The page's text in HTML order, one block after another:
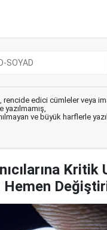
rencide edici cümleler veya
yazılmamış,
ve büyük harflerle
Kritik